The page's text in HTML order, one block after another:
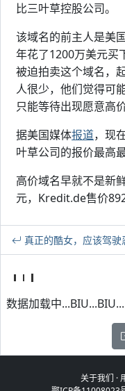
比三叶草控股公司。
该域名的前主人是美
年花了1200万美元买
被迫拍卖这个域名，
人很少，他们觉得可
只能等待出现愿意高
据美国媒体报道，现
叶草公司的报价最高
高价域名早就不是新
元，Kredit.de售价
真正的酷女，应该驾驶
数据加载中
关于我们 ·